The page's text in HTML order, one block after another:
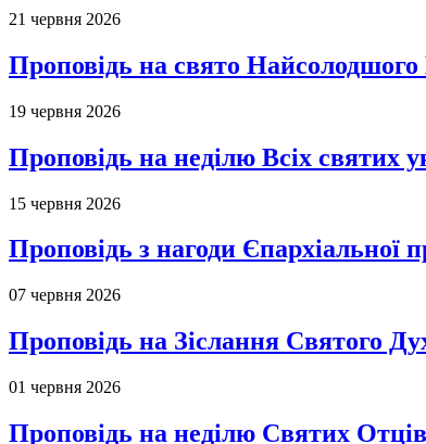
21 червня 2026
Проповідь на свято
19 червня 2026
Проповідь на неділю Всіх святих
15 червня 2026
Проповідь з нагоди Єпархіальної
07 червня 2026
Проповідь на Зіслання Святого
01 червня 2026
Проповідь на неділю Святих